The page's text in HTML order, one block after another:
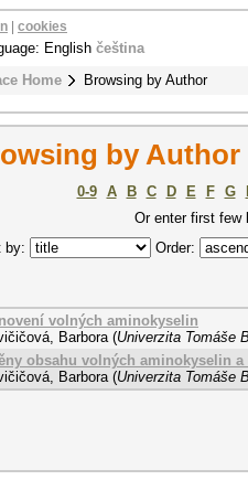
Home Browsing by Author
cookies
English čeština
by
0-9 A B C D E F G
Or enter first few
by:
Order:
volných aminokyselin
Barbora (Univerzita Tomáše
obsahu volných aminokyselin
Barbora (Univerzita Tomáše